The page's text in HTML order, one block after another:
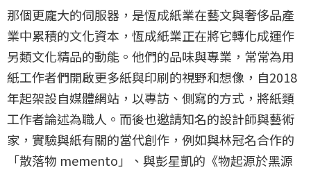
那個更龐大的伺服器，是恆成紙業在藝文與奢侈品產
業中累積的文化資本，恆成紙業正在將它轉化成運作
另類文化精品的動能。他們的品味與專業，常常為用
紙工作者們開啟更多紙與印刷的視野和想像，自2018
年起架設自媒體網站，以專訪、側寫的方式，將紙類
工作者論述為職人。而後也邀請知名的設計師與藝術
家，實驗與紙有關的當代創作，例如與林冠名合作的
「散落物 memento」、與彭星凱的《物起源於黑源